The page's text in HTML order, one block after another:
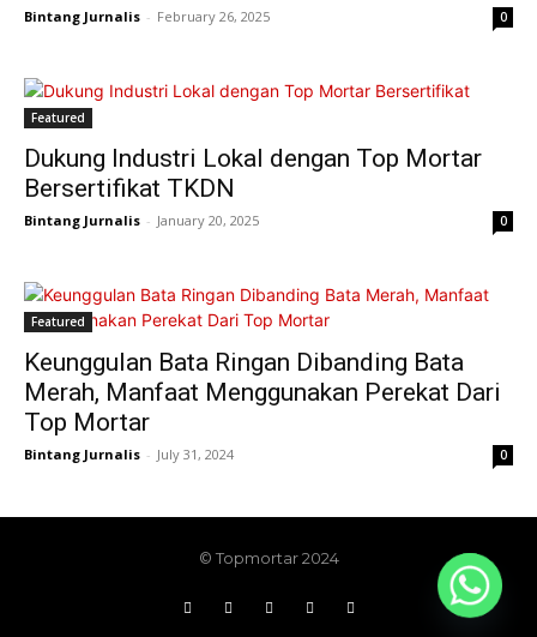
Bintang Jurnalis - February 26, 2025 0
Featured
Dukung Industri Lokal dengan Top Mortar
Bersertifikat TKDN
Bintang Jurnalis - January 20, 2025 0
Featured
Keunggulan Bata Ringan Dibanding Bata
Merah, Manfaat Menggunakan Perekat Dari
Top Mortar
Bintang Jurnalis - July 31, 2024 0
© Topmortar 2024